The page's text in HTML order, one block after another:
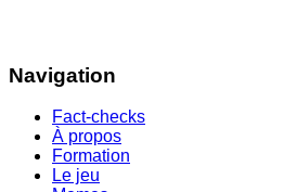
Navigation
Fact-checks
À propos
Formation
Le jeu